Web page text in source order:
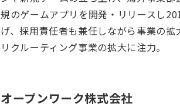
規のゲームアプリを開発・リリースし
げ、採用責任者も兼任しながら事業の
リクルーティング事業の拡大に注力。
オープンワーク株式会社